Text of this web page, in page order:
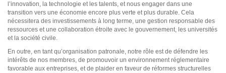
l’innovation, la technologie et les talents, et nous engager dans une
transition vers une économie encore plus verte et plus durable. Cela
nécessitera des investissements à long terme, une gestion responsable des
ressources et une collaboration étroite avec le gouvernement, les universités
et la société civile.
En outre, en tant qu’organisation patronale, notre rôle est de défendre les
intérêts de nos membres, de promouvoir un environnement réglementaire
favorable aux entreprises, et de plaider en faveur de réformes structurelles